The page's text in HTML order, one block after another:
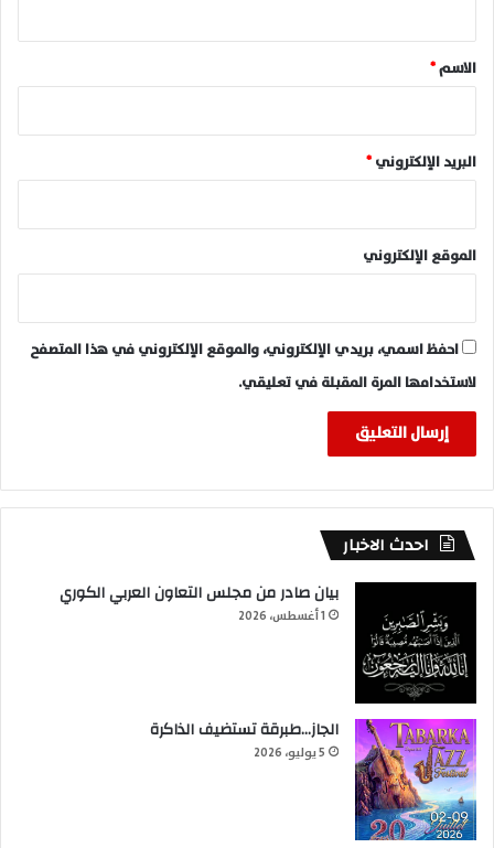
*
الاسم*
البريد الإلكتروني*
الموقع الإلكتروني
احفظ اسمي، بريدي الإلكتروني، والموقع الإلكتروني في هذا المتصفح
لاستخدامها المرة المقبلة في تعليقي.
احدث الاخبار
بيان صادر من مجلس التعاون العربي الكوري
1 أغسطس، 2026
الجاز…طبرقة تستضيف الذاكرة
5 يوليو، 2026